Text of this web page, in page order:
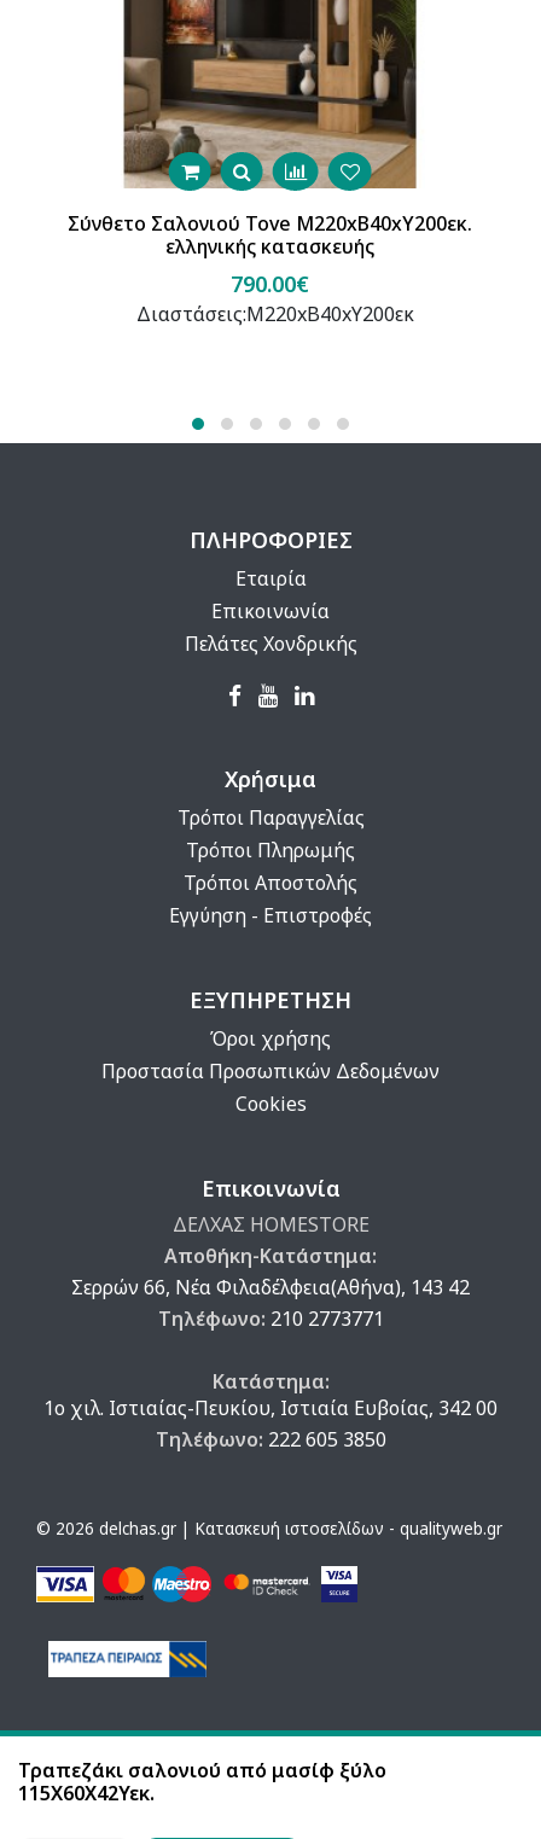
Σύνθετο Σαλονιού Tove Μ220xΒ40xΥ200εκ.
ελληνικής κατασκευής
790.00€
Διαστάσεις:Μ220xΒ40xΥ200εκ
Τραπεζάκι σαλονιού από μασίφ ξύλο
115Χ60Χ42Υεκ.
ΠΛΗΡΟΦΟΡΙΕΣ
Εταιρία
Επικοινωνία
Πελάτες Χονδρικής
Χρήσιμα
Τρόποι Παραγγελίας
Τρόποι Πληρωμής
Τρόποι Αποστολής
Εγγύηση - Επιστροφές
ΕΞΥΠΗΡΕΤΗΣΗ
Όροι χρήσης
Προστασία Προσωπικών Δεδομένων
Cookies
Επικοινωνία
ΔΕΛΧΑΣ HOMESTORE
Αποθήκη-Κατάστημα:
Σερρών 66, Νέα Φιλαδέλφεια(Αθήνα), 143 42
Τηλέφωνο: 210 2773771
Κατάστημα:
1ο χιλ. Ιστιαίας-Πευκίου, Ιστιαία Ευβοίας, 342 00
Τηλέφωνο: 222 605 3850
© 2026 delchas.gr | Κατασκευή ιστοσελίδων - qualityweb.gr
Η ιστοσελίδα χρησιμοποιεί cookies. Με τη